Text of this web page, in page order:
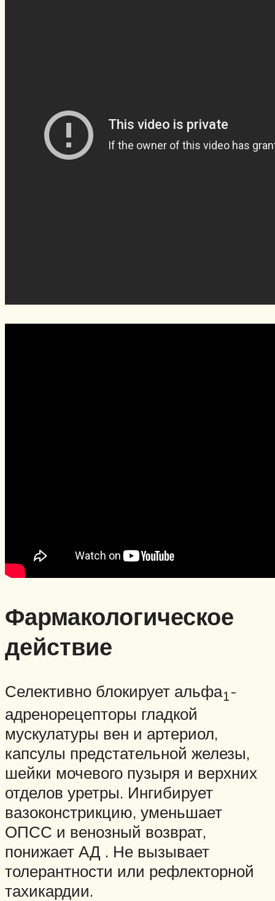
Фармакологическое
действие
Селективно блокирует альфа1-
адренорецепторы гладкой
мускулатуры вен и артериол,
капсулы предстательной железы,
шейки мочевого пузыря и верхних
отделов уретры. Ингибирует
вазоконстрикцию, уменьшает
ОПСС и венозный возврат,
понижает АД . Не вызывает
толерантности или рефлекторной
тахикардии.